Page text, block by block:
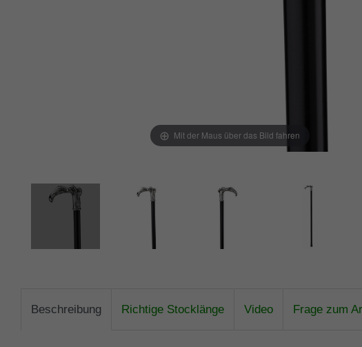
Mit der Maus über das Bild fahren
Beschreibung Richtige Stocklänge Video Frage zum